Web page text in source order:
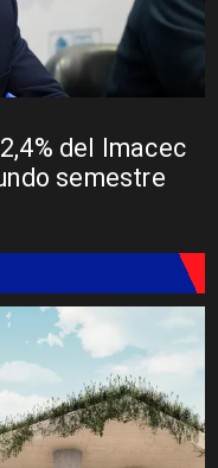
del Imacec
semestre